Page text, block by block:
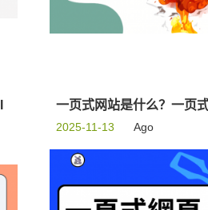
一页式网站是什么？一页
2025-11-13 Ago